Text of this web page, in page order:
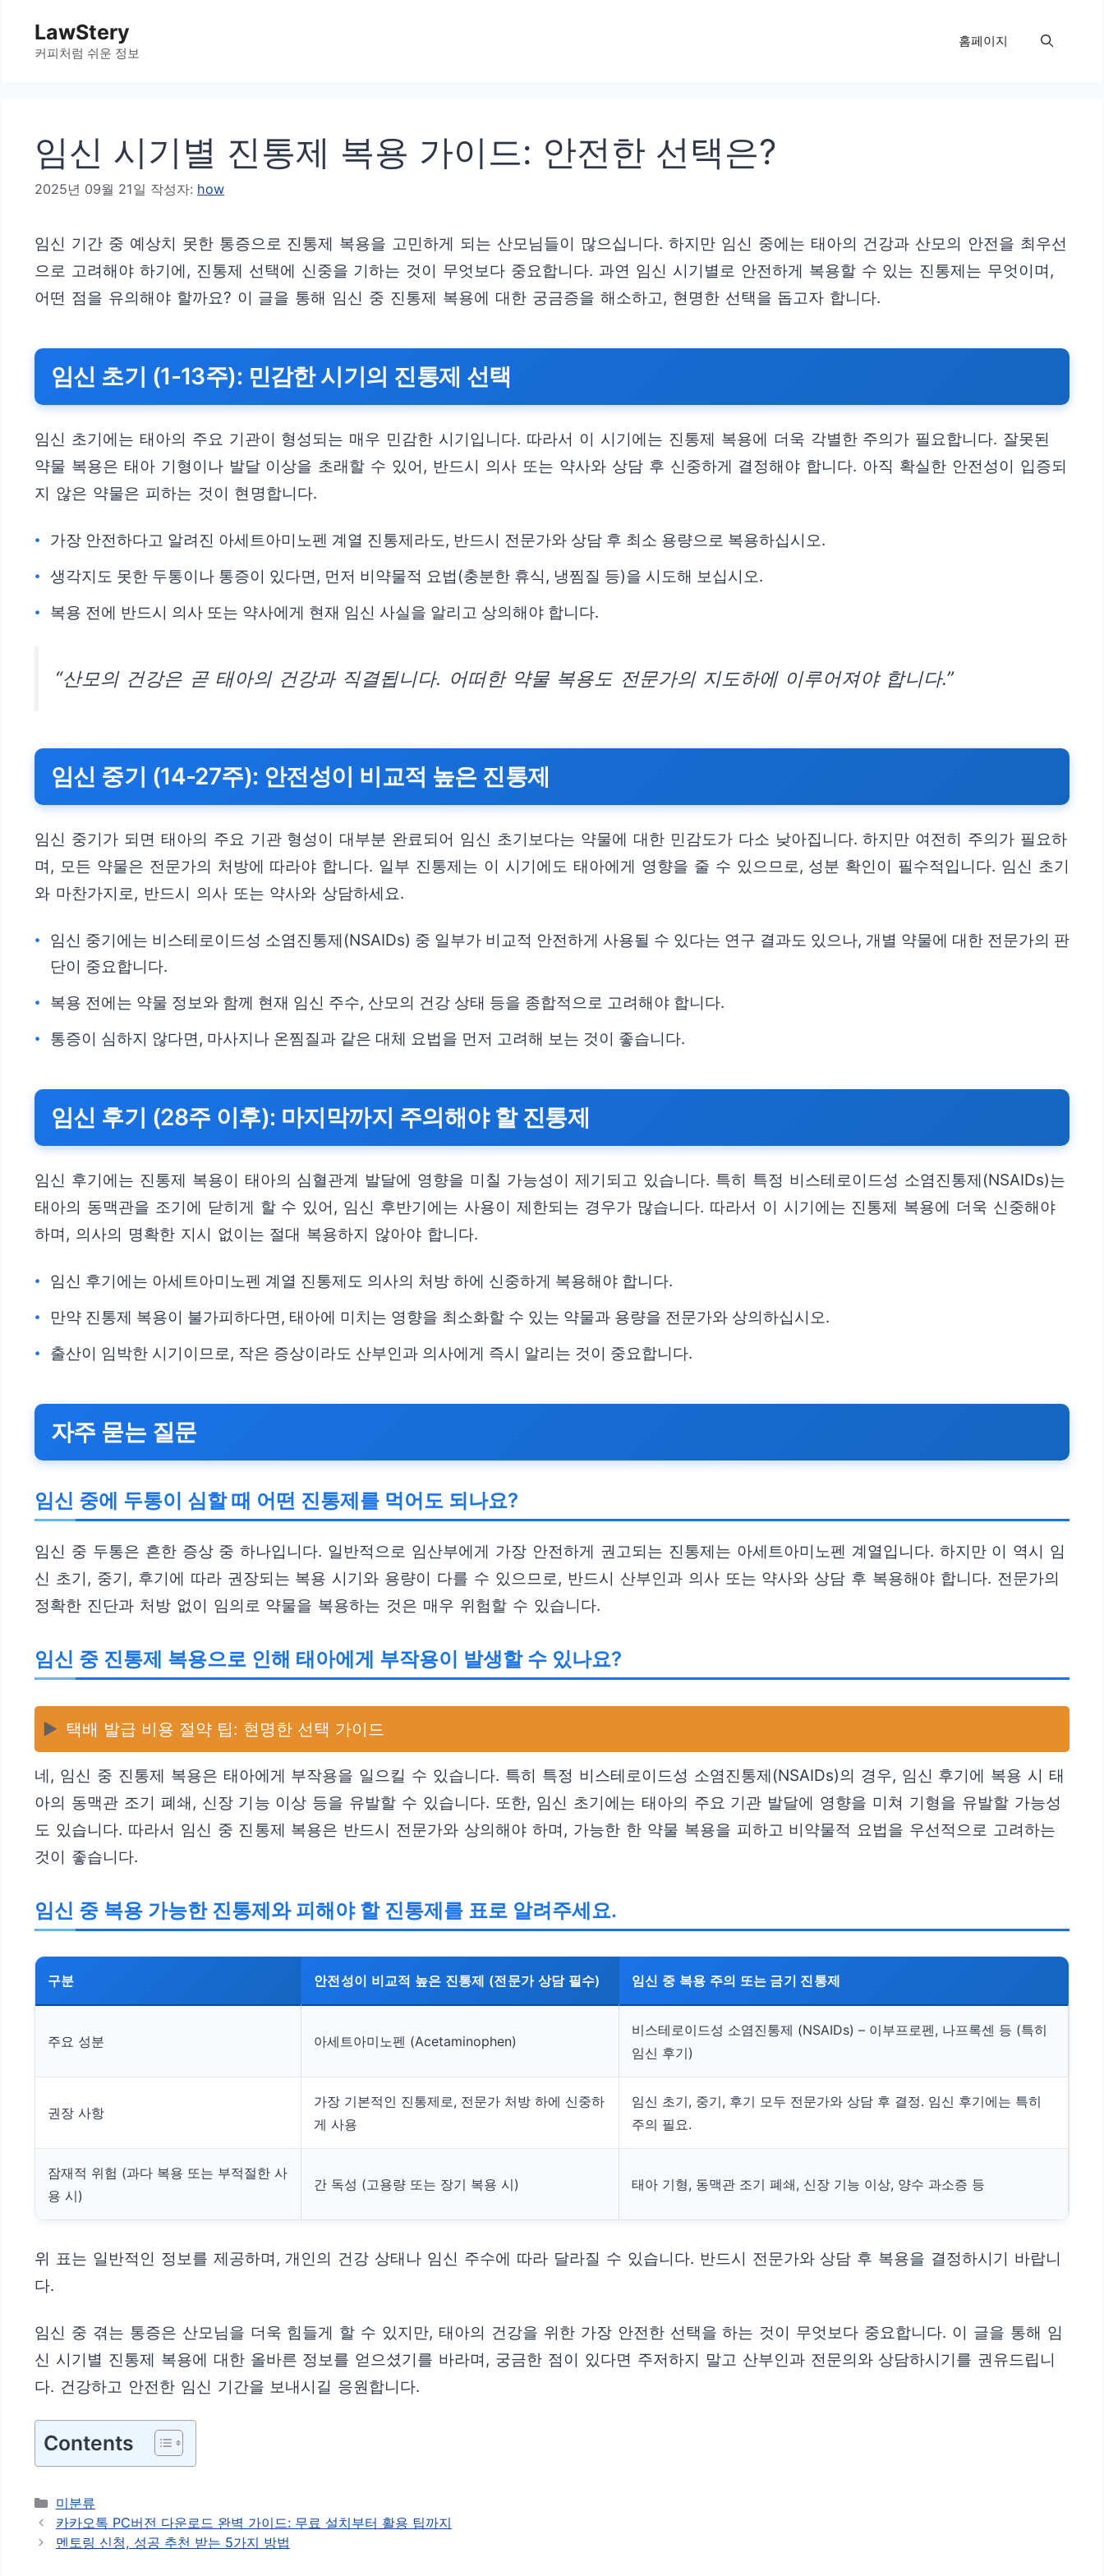
LawStery
커피처럼 쉬운 정보
홈페이지
임신 시기별 진통제 복용 가이드: 안전한 선택은?
2025년 09월 21일 작성자: how
임신 기간 중 예상치 못한 통증으로 진통제 복용을 고민하게 되는 산모님들이 많으십니다. 하지만 임신 중에는 태아의 건강과 산모의 안전을 최우선
으로 고려해야 하기에, 진통제 선택에 신중을 기하는 것이 무엇보다 중요합니다. 과연 임신 시기별로 안전하게 복용할 수 있는 진통제는 무엇이며,
어떤 점을 유의해야 할까요? 이 글을 통해 임신 중 진통제 복용에 대한 궁금증을 해소하고, 현명한 선택을 돕고자 합니다.
임신 초기 (1-13주): 민감한 시기의 진통제 선택
임신 초기에는 태아의 주요 기관이 형성되는 매우 민감한 시기입니다. 따라서 이 시기에는 진통제 복용에 더욱 각별한 주의가 필요합니다. 잘못된
약물 복용은 태아 기형이나 발달 이상을 초래할 수 있어, 반드시 의사 또는 약사와 상담 후 신중하게 결정해야 합니다. 아직 확실한 안전성이 입증되
지 않은 약물은 피하는 것이 현명합니다.
가장 안전하다고 알려진 아세트아미노펜 계열 진통제라도, 반드시 전문가와 상담 후 최소 용량으로 복용하십시오.
생각지도 못한 두통이나 통증이 있다면, 먼저 비약물적 요법(충분한 휴식, 냉찜질 등)을 시도해 보십시오.
복용 전에 반드시 의사 또는 약사에게 현재 임신 사실을 알리고 상의해야 합니다.
“산모의 건강은 곧 태아의 건강과 직결됩니다. 어떠한 약물 복용도 전문가의 지도하에 이루어져야 합니다.”
임신 중기 (14-27주): 안전성이 비교적 높은 진통제
임신 중기가 되면 태아의 주요 기관 형성이 대부분 완료되어 임신 초기보다는 약물에 대한 민감도가 다소 낮아집니다. 하지만 여전히 주의가 필요하
며, 모든 약물은 전문가의 처방에 따라야 합니다. 일부 진통제는 이 시기에도 태아에게 영향을 줄 수 있으므로, 성분 확인이 필수적입니다. 임신 초기
와 마찬가지로, 반드시 의사 또는 약사와 상담하세요.
임신 중기에는 비스테로이드성 소염진통제(NSAIDs) 중 일부가 비교적 안전하게 사용될 수 있다는 연구 결과도 있으나, 개별 약물에 대한 전문가의 판
단이 중요합니다.
복용 전에는 약물 정보와 함께 현재 임신 주수, 산모의 건강 상태 등을 종합적으로 고려해야 합니다.
통증이 심하지 않다면, 마사지나 온찜질과 같은 대체 요법을 먼저 고려해 보는 것이 좋습니다.
임신 후기 (28주 이후): 마지막까지 주의해야 할 진통제
임신 후기에는 진통제 복용이 태아의 심혈관계 발달에 영향을 미칠 가능성이 제기되고 있습니다. 특히 특정 비스테로이드성 소염진통제(NSAIDs)는
태아의 동맥관을 조기에 닫히게 할 수 있어, 임신 후반기에는 사용이 제한되는 경우가 많습니다. 따라서 이 시기에는 진통제 복용에 더욱 신중해야
하며, 의사의 명확한 지시 없이는 절대 복용하지 않아야 합니다.
임신 후기에는 아세트아미노펜 계열 진통제도 의사의 처방 하에 신중하게 복용해야 합니다.
만약 진통제 복용이 불가피하다면, 태아에 미치는 영향을 최소화할 수 있는 약물과 용량을 전문가와 상의하십시오.
출산이 임박한 시기이므로, 작은 증상이라도 산부인과 의사에게 즉시 알리는 것이 중요합니다.
자주 묻는 질문
임신 중에 두통이 심할 때 어떤 진통제를 먹어도 되나요?
임신 중 두통은 흔한 증상 중 하나입니다. 일반적으로 임산부에게 가장 안전하게 권고되는 진통제는 아세트아미노펜 계열입니다. 하지만 이 역시 임
신 초기, 중기, 후기에 따라 권장되는 복용 시기와 용량이 다를 수 있으므로, 반드시 산부인과 의사 또는 약사와 상담 후 복용해야 합니다. 전문가의
정확한 진단과 처방 없이 임의로 약물을 복용하는 것은 매우 위험할 수 있습니다.
임신 중 진통제 복용으로 인해 태아에게 부작용이 발생할 수 있나요?
▶️ 택배 발급 비용 절약 팁: 현명한 선택 가이드
네, 임신 중 진통제 복용은 태아에게 부작용을 일으킬 수 있습니다. 특히 특정 비스테로이드성 소염진통제(NSAIDs)의 경우, 임신 후기에 복용 시 태
아의 동맥관 조기 폐쇄, 신장 기능 이상 등을 유발할 수 있습니다. 또한, 임신 초기에는 태아의 주요 기관 발달에 영향을 미쳐 기형을 유발할 가능성
도 있습니다. 따라서 임신 중 진통제 복용은 반드시 전문가와 상의해야 하며, 가능한 한 약물 복용을 피하고 비약물적 요법을 우선적으로 고려하는
것이 좋습니다.
임신 중 복용 가능한 진통제와 피해야 할 진통제를 표로 알려주세요.
구분 안전성이 비교적 높은 진통제 (전문가 상담 필수) 임신 중 복용 주의 또는 금기 진통제
주요 성분 아세트아미노펜 (Acetaminophen)
비스테로이드성 소염진통제 (NSAIDs) – 이부프로펜, 나프록센 등 (특히
임신 후기)
권장 사항
가장 기본적인 진통제로, 전문가 처방 하에 신중하
게 사용
임신 초기, 중기, 후기 모두 전문가와 상담 후 결정. 임신 후기에는 특히
주의 필요.
잠재적 위험 (과다 복용 또는 부적절한 사
용 시)
간 독성 (고용량 또는 장기 복용 시) 태아 기형, 동맥관 조기 폐쇄, 신장 기능 이상, 양수 과소증 등
위 표는 일반적인 정보를 제공하며, 개인의 건강 상태나 임신 주수에 따라 달라질 수 있습니다. 반드시 전문가와 상담 후 복용을 결정하시기 바랍니
다.
임신 중 겪는 통증은 산모님을 더욱 힘들게 할 수 있지만, 태아의 건강을 위한 가장 안전한 선택을 하는 것이 무엇보다 중요합니다. 이 글을 통해 임
신 시기별 진통제 복용에 대한 올바른 정보를 얻으셨기를 바라며, 궁금한 점이 있다면 주저하지 말고 산부인과 전문의와 상담하시기를 권유드립니
다. 건강하고 안전한 임신 기간을 보내시길 응원합니다.
Contents
카
테
고
미분류
카카오톡 PC버전 다운로드 완벽 가이드: 무료 설치부터 활용 팁까지
멘토링 신청, 성공 추천 받는 5가지 방법